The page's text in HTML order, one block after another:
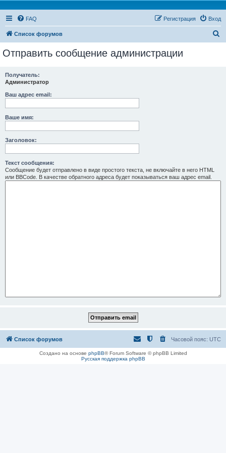
FAQ Вход
Регистрация
Список форумов
Отправить сообщение администрации
Получатель:
Администратор
Ваш адрес email:
Ваше имя:
Заголовок:
Текст сообщения:
Сообщение будет отправлено в виде простого текста, не включайте в него HTML
или BBCode. В качестве обратного адреса будет показываться ваш адрес email.
Список форумов Часовой пояс: UTC
Создано на основе phpBB® Forum Software © phpBB Limited
Русская поддержка phpBB